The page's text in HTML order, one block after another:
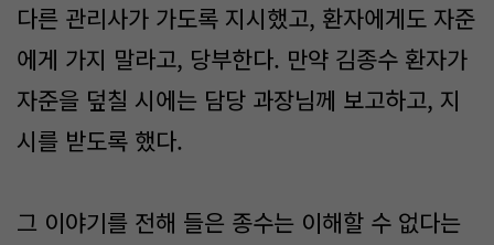
다른 관리사가 가도록 지시했고, 환자에게도 자준
에게 가지 말라고, 당부한다. 만약 김종수 환자가
자준을 덮칠 시에는 담당 과장님께 보고하고, 지
시를 받도록 했다.
그 이야기를 전해 들은 종수는 이해할 수 없다는